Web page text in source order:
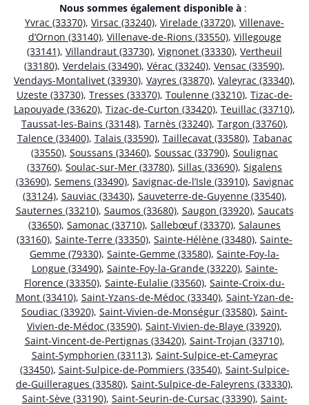
Nous sommes également disponible à :
Yvrac (33370), Virsac (33240), Virelade (33720), Villenave-
d’Ornon (33140), Villenave-de-Rions (33550), Villegouge
(33141), Villandraut (33730), Vignonet (33330), Vertheuil
(33180), Verdelais (33490), Vérac (33240), Vensac (33590),
Vendays-Montalivet (33930), Vayres (33870), Valeyrac (33340),
Uzeste (33730), Tresses (33370), Toulenne (33210), Tizac-de-
Lapouyade (33620), Tizac-de-Curton (33420), Teuillac (33710),
Taussat-les-Bains (33148), Tarnès (33240), Targon (33760),
Talence (33400), Talais (33590), Taillecavat (33580), Tabanac
(33550), Soussans (33460), Soussac (33790), Soulignac
(33760), Soulac-sur-Mer (33780), Sillas (33690), Sigalens
(33690), Semens (33490), Savignac-de-l’Isle (33910), Savignac
(33124), Sauviac (33430), Sauveterre-de-Guyenne (33540),
Sauternes (33210), Saumos (33680), Saugon (33920), Saucats
(33650), Samonac (33710), Sallebœuf (33370), Salaunes
(33160), Sainte-Terre (33350), Sainte-Hélène (33480), Sainte-
Gemme (79330), Sainte-Gemme (33580), Sainte-Foy-la-
Longue (33490), Sainte-Foy-la-Grande (33220), Sainte-
Florence (33350), Sainte-Eulalie (33560), Sainte-Croix-du-
Mont (33410), Saint-Yzans-de-Médoc (33340), Saint-Yzan-de-
Soudiac (33920), Saint-Vivien-de-Monségur (33580), Saint-
Vivien-de-Médoc (33590), Saint-Vivien-de-Blaye (33920),
Saint-Vincent-de-Pertignas (33420), Saint-Trojan (33710),
Saint-Symphorien (33113), Saint-Sulpice-et-Cameyrac
(33450), Saint-Sulpice-de-Pommiers (33540), Saint-Sulpice-
de-Guilleragues (33580), Saint-Sulpice-de-Faleyrens (33330),
Saint-Sève (33190), Saint-Seurin-de-Cursac (33390), Saint-